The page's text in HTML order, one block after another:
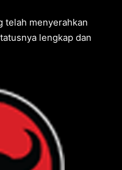
telah menyerahkan
lengkap dan